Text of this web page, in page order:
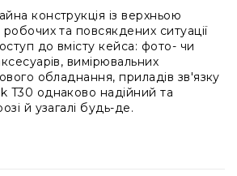
Аксесуари
та
комплектуючі
Антени
та
антенне
обладнання
конструкція із верхньою
та повсякдених ситуації
до вмісту кейса: фото- чи
вимірювальних
обладнання, приладів зв'язку
T30 однаково надійний та
й узагалі будь-де.